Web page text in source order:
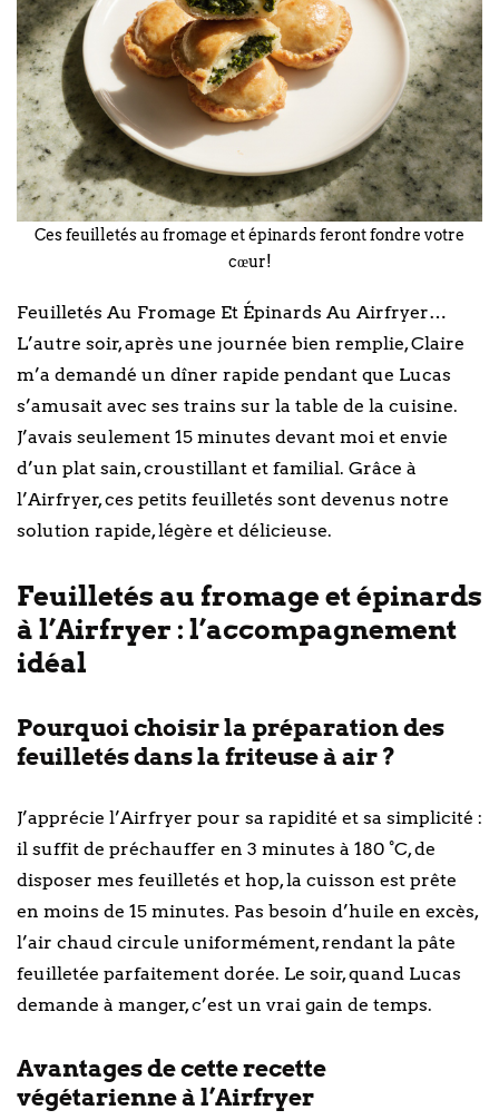
Ces feuilletés au fromage et épinards feront fondre votre
cœur!
Feuilletés Au Fromage Et Épinards Au Airfryer…
L’autre soir, après une journée bien remplie, Claire
m’a demandé un dîner rapide pendant que Lucas
s’amusait avec ses trains sur la table de la cuisine.
J’avais seulement 15 minutes devant moi et envie
d’un plat sain, croustillant et familial. Grâce à
l’Airfryer, ces petits feuilletés sont devenus notre
solution rapide, légère et délicieuse.
Feuilletés au fromage et épinards
à l’Airfryer : l’accompagnement
idéal
Pourquoi choisir la préparation des
feuilletés dans la friteuse à air ?
J’apprécie l’Airfryer pour sa rapidité et sa simplicité :
il suffit de préchauffer en 3 minutes à 180 °C, de
disposer mes feuilletés et hop, la cuisson est prête
en moins de 15 minutes. Pas besoin d’huile en excès,
l’air chaud circule uniformément, rendant la pâte
feuilletée parfaitement dorée. Le soir, quand Lucas
demande à manger, c’est un vrai gain de temps.
Avantages de cette recette
végétarienne à l’Airfryer